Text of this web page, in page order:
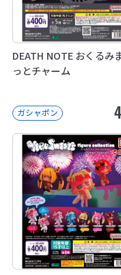
DEATH NOTE おくるみ
っとチャーム
ガシャポン